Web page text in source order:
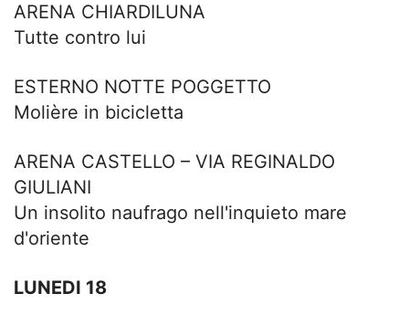
ARENA CHIARDILUNA
Tutte contro lui
ESTERNO NOTTE POGGETTO
Molière in bicicletta
ARENA CASTELLO – VIA REGINALDO
GIULIANI
Un insolito naufrago nell'inquieto mare
d'oriente
LUNEDI 18